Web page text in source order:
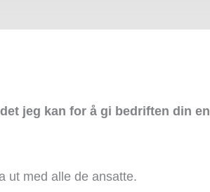
jeg kan for å gi bedriften din en
ut med alle de ansatte.